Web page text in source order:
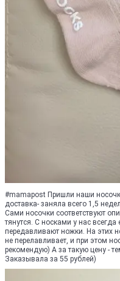
#mamapost Пришли наши
доставка- заняла всего 1,5
Сами носочки соответствуют
тянутся. С носками у нас
передавливают ножки. На этих
не перелавливает, и при этом
рекомендую) А за такую цену -
Заказывала за 55 рублей)